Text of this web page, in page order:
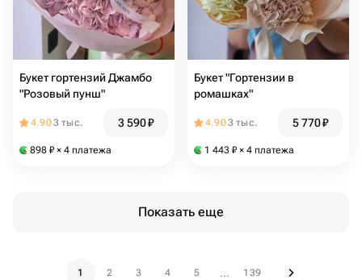
Букет гортензий Джамбо
"Розовый пунш"
4.903 тыс. 3 590₽
898 ₽ × 4 платежа
Букет "Гортензии в
ромашках"
4.903 тыс. 5 770₽
1 443 ₽ × 4 платежа
Показать еще
1 2 3 4 5 ... 139